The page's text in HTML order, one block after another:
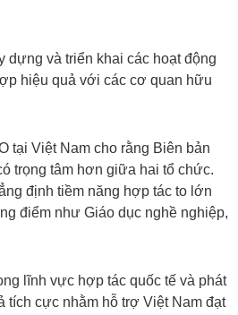
dựng và triển khai các hoạt động
hiệu quả với các cơ quan hữu
tại Việt Nam cho rằng Biên bản
trọng tâm hơn giữa hai tổ chức.
định tiềm năng hợp tác to lớn
điểm như Giáo dục nghề nghiệp,
lĩnh vực hợp tác quốc tế và phát
cực nhằm hỗ trợ Việt Nam đạt